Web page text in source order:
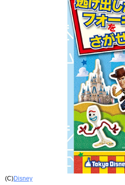
(C)Disney